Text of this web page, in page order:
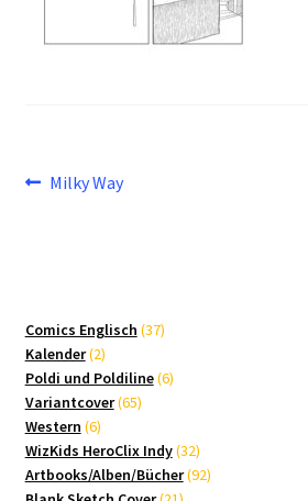
Beitragsnavigation
Vorheriger
Milky Way
Comics Englisch 3737
Kalender 22
Produkte
Poldi und Poldiline 66
Variantcover 6565
Western 66
Produkte
WizKids HeroClix Indy 3232
Produkte
Artbooks/Alben/Bücher 9292